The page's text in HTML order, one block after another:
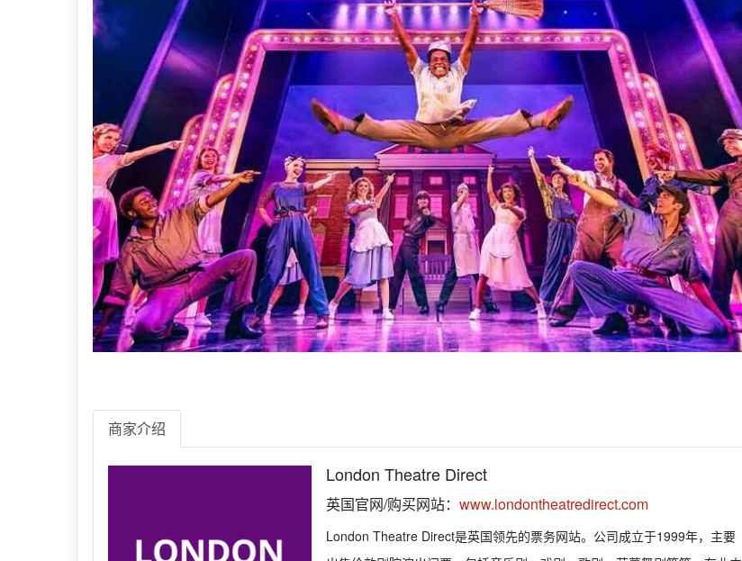
商家介绍
London Theatre Direct
英国官网/购买网站： www.londontheatredirect.com
London Theatre Direct是英国领先的票务网站。公司成立于1999年，主要